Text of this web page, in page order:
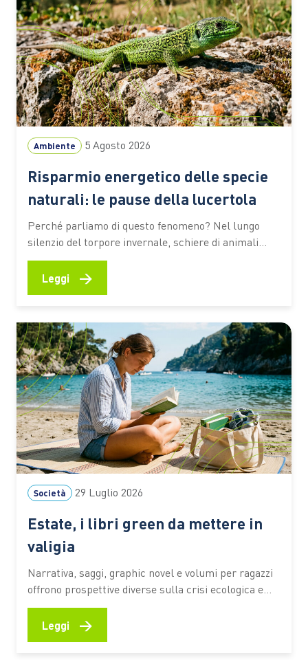
Ambiente 5 Agosto 2026
Risparmio energetico delle specie
naturali: le pause della lucertola
Perché parliamo di questo fenomeno? Nel lungo
silenzio del torpore invernale, schiere di animali
continuano a vivere indisturbati una vita
particolarmente calma e celata, eppure ancora
devono infatti fare i conti ogni anno con un lungo
periodo…
Leggi →
Società 29 Luglio 2026
Estate, i libri green da mettere in
valigia
Narrativa, saggi, graphic novel e volumi per ragazzi
offrono prospettive diverse sulla crisi ecologica e
sul rapporto tra persone e ambiente. I titoli
premiati dal Premio Demetra 2026 diventano una
Leggi →